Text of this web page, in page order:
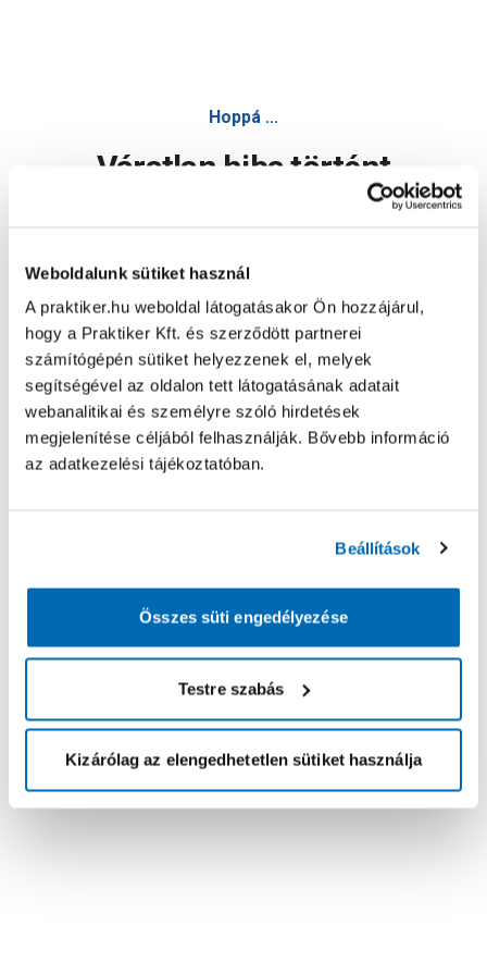
Weboldalunk sütiket használ
A praktiker.hu weboldal látogatásakor Ön hozzájárul,
hogy a Praktiker Kft. és szerződött partnerei
számítógépén sütiket helyezzenek el, melyek
segítségével az oldalon tett látogatásának adatait
webanalitikai és személyre szóló hirdetések
megjelenítése céljából felhasználják. Bővebb információ
az adatkezelési tájékoztatóban.
Beállítások
Összes süti engedélyezése
Testre szabás
Kizárólag az elengedhetetlen sütiket használja
Hoppá ...
Váratlan hiba történt
Oldal újratöltése